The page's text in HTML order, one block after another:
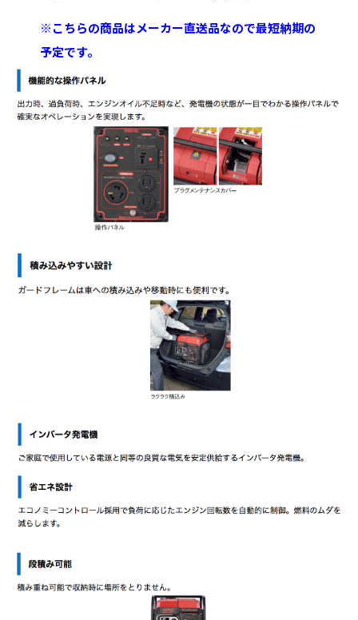
※こちらの商品はメーカー直送品なので最短納期の
予定です。